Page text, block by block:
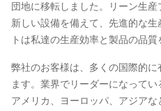
団地に移転しました。リーン生
新しい設備を備えて、先進的な
トは私達の生産効率と製品の品
弊社のお客様は、多くの国際的
ます。業界でリーダーになって
アメリカ、ヨーロッパ、アジア